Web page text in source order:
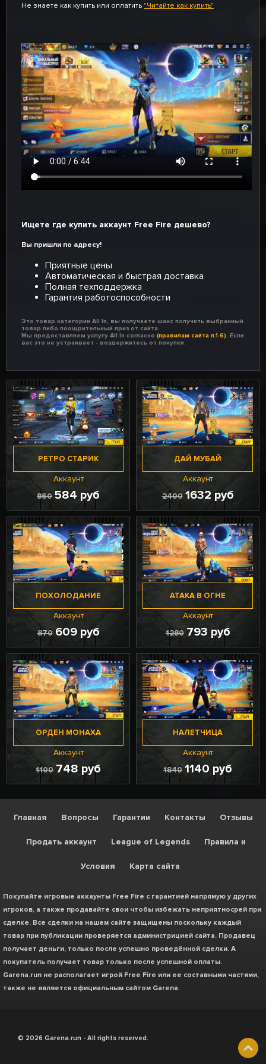
Не знаете как купить или оплатить "Читайте как купить"
Ищете где купить аккаунт Free Fire дешево?
Вы пришли по адресу!
Приятные цены
Автоматическая и быстрая доставка
Полная техподдержка
Гарантия работоспособности
Это товар категории All In, вы получаете шанс получить выбранный
товар либо поощрительный приз от сайта.
Мы предоставляем услугу All In согласно (правилам сайта п.1.6). Если
вас это не устраивает - воздержитесь от покупки.
РЕТРО СТАРИК
Аккаунт
860 584 руб
ДАЙ МУБАЙ
Аккаунт
2400 1632 руб
ПОХОЛОДАНИЕ
Аккаунт
870 609 руб
АТАКА В ОГНЕ
Аккаунт
1280 793 руб
ОРДЕН МОНАХА
Аккаунт
1100 748 руб
НАЛЕТЧИЦА
Аккаунт
1840 1140 руб
Главная Вопросы Гарантии Контакты Отзывы
Продать аккаунт League of Legends Правила и
Условия Карта сайта
Покупайте игровые аккаунты Free Fire с гарантией напрямую у других
игроков, а также продавайте свои чтобы избежать неприятносрей при
сделке. Все сделки на нашем сайте защищены поскольку каждый
товар при публикации проверяется администрицией сайта. Продавец
получает деньги, только после успешно проведённой сделки. А
покупатель получает товар только после успешной оплаты.
Garena.run не располагает игрой Free Fire или ее составными частями,
также не является официальным сайтом Garena.
© 2026 Garena.run - All rights reserved.